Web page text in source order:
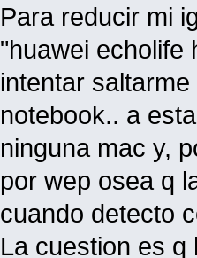
Para reducir mi
"huawei echolife
intentar
notebook.. a
ninguna mac y,
por wep osea q
cuando detecto
La cuestion es q